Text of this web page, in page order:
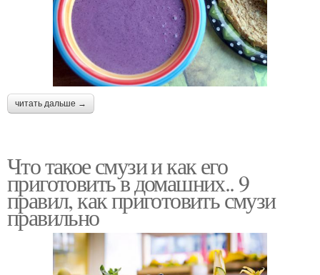
читать дальше →
Что такое смузи и как его
приготовить в домашних.. 9
правил, как приготовить смузи
правильно